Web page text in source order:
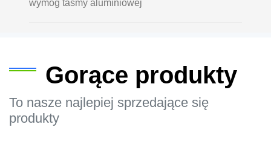
wymóg taśmy aluminiowej
Gorące produkty
To nasze najlepiej sprzedające się
produkty